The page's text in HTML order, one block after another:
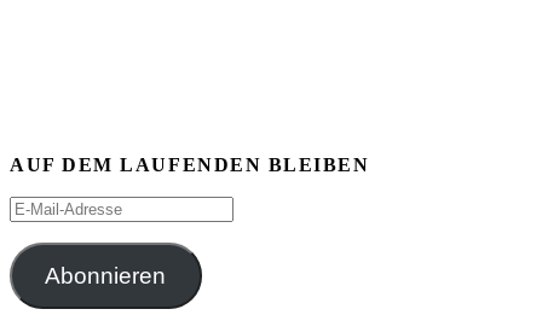
AUF DEM LAUFENDEN BLEIBEN
E-
Adresse
Abonnieren